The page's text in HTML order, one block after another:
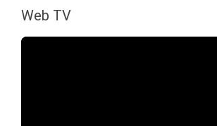
Web TV